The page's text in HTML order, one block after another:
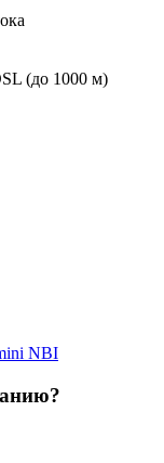
(до 1000 м)
NBI